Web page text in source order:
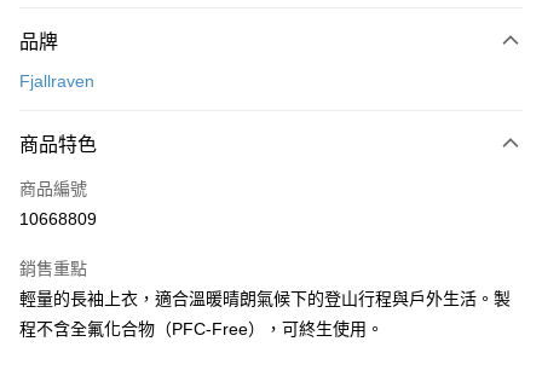
信用卡一次付款
3 期 0 利率 每期
合作金庫商業銀行
上海商業儲蓄銀行
臺灣中小企業銀行
匯豐（台灣）商業銀行
華泰商業銀行
聯邦商業銀行
遠東國際商業銀行
超商取貨付款
LINE Pay
Apple Pay
ATM付款
品牌
Fjallraven
商品特色
商品編號
10668809
銷售重點
輕量的長袖上衣，適合溫暖晴朗氣候下的登山行程與戶外生活。製
程不含全氟化合物（PFC-Free），可終生使用。